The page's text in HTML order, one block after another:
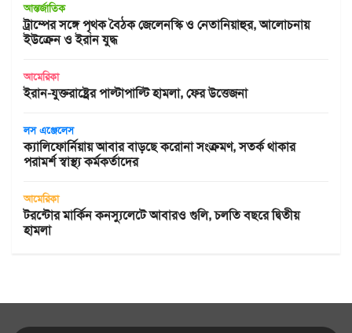
আন্তর্জাতিক
ট্রাম্পের সঙ্গে পৃথক বৈঠক জেলেনস্কি ও নেতানিয়াহুর, আলোচনায়
ইউক্রেন ও ইরান যুদ্ধ
আমেরিকা
ইরান-যুক্তরাষ্ট্রের পাল্টাপাল্টি হামলা, ফের উত্তেজনা
লস এঞ্জেলেস
ক্যালিফোর্নিয়ায় আবার বাড়ছে করোনা সংক্রমণ, সতর্ক থাকার
পরামর্শ স্বাস্থ্য কর্মকর্তাদের
আমেরিকা
টরন্টোর মার্কিন কনস্যুলেটে আবারও গুলি, চলতি বছরে দ্বিতীয়
হামলা